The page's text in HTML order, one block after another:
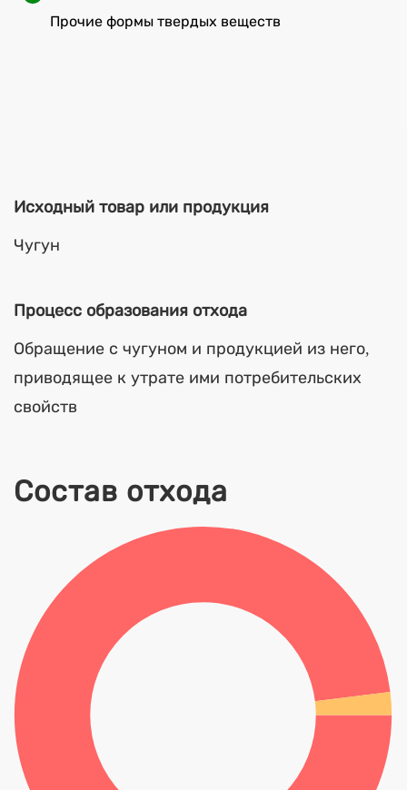
Прочие формы твердых веществ
Исходный товар или продукция
Чугун
Процесс образования отхода
Обращение с чугуном и продукцией из него,
приводящее к утрате ими потребительских
свойств
Состав отхода